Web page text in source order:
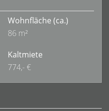
Wohnfläche (ca.)
86 m²
Kaltmiete
774,- €